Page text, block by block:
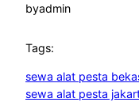
byadmin
Tags:
sewa alat pesta
sewa alat pesta